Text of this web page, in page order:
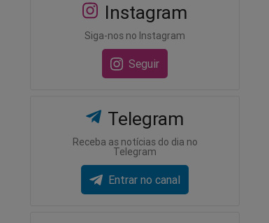
Instagram
Siga-nos no Instagram
Seguir
Telegram
Receba as notícias do dia no
Telegram
Entrar no canal